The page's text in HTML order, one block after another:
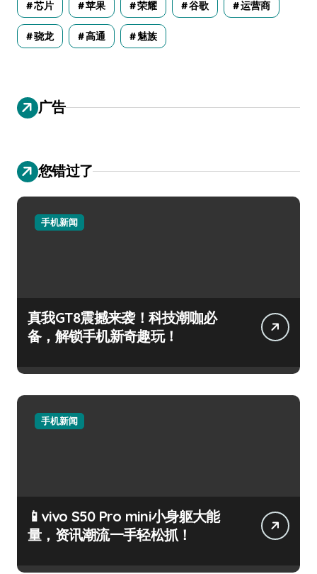
芯片 苹果 荣耀 谷歌 运营商
骁龙 高通 魅族
广告
您错过了
手机新闻
真我GT8震撼来袭！科技潮咖必
备，解锁手机新奇趣玩！
手机新闻
📱vivo S50 Pro mini小身躯大能
量，资讯潮流一手轻松抓！